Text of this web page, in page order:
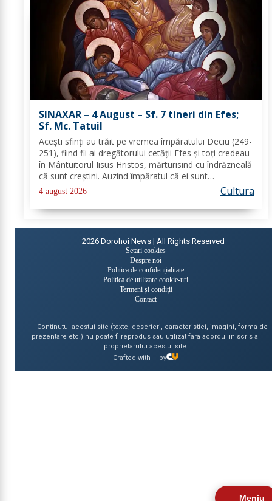
Meniu
SINAXAR – 4 August – Sf. 7 tineri din Efes;
Sf. Mc. Tatuil
Aceşti sfinţi au trăit pe vremea împăratului Deciu (249-
251), fiind fii ai dregătorului cetăţii Efes şi toţi credeau
în Mântuitorul Iisus Hristos, mărturisind cu îndrăzneală
că sunt creştini. Auzind împăratul că ei sunt
mărturisitori ai lui Hristos, i-a chemat la judecată. În
faţa lui Deciu, cei...
4 august 2026 Cultura
2026 Dorohoi News | All Rights Reserved
Setari cookies
Despre noi
Politica de confidențialitate
Politica de utilizare cookie-uri
Termeni și condiții
Contact
Continutul acestui site (texte, descrieri, caracteristici, imagini, forma de
prezentare etc.) nu poate fi reprodus sau utilizat fara acordul in scris al
proprietarului acestui site.
Crafted with
by